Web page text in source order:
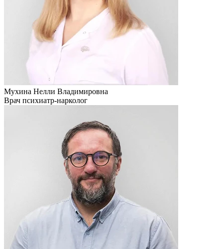
Мухина Нелли Владимировна
Врач психиатр-нарколог